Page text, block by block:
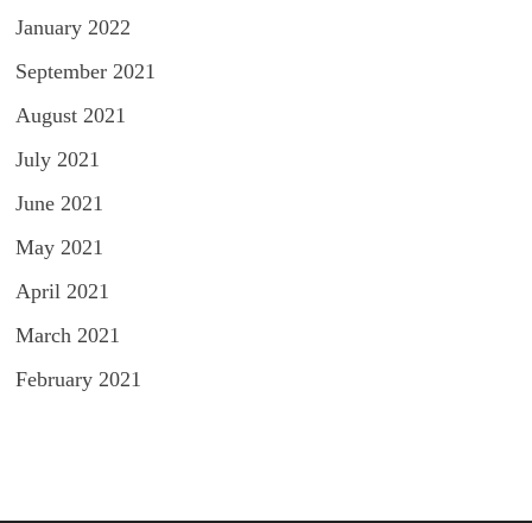
January 2022
September 2021
August 2021
July 2021
June 2021
May 2021
April 2021
March 2021
February 2021